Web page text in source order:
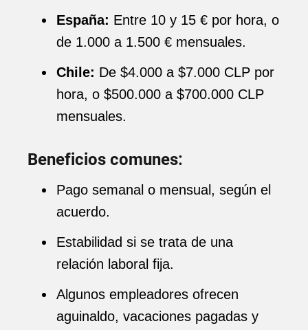
España: Entre 10 y 15 € por hora, o
de 1.000 a 1.500 € mensuales.
Chile: De $4.000 a $7.000 CLP por
hora, o $500.000 a $700.000 CLP
mensuales.
Beneficios comunes:
Pago semanal o mensual, según el
acuerdo.
Estabilidad si se trata de una
relación laboral fija.
Algunos empleadores ofrecen
aguinaldo, vacaciones pagadas y